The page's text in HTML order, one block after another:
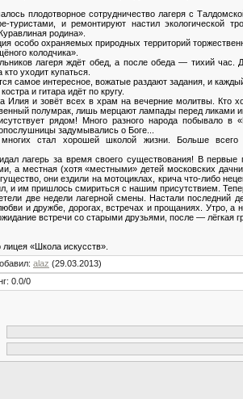
плодотворное сотрудничество лагеря с
туристами, и ремонтируют настил экологической
родина».
особо охраняемых природных территорий
колодчика».
лагеря ждёт обед, а после обеда — тихий час.
уходит купаться.
самое интересное, вожатые раздают задания, и
и гитара идёт по кругу.
Илия и зовёт всех в храм на вечерние молитвы. Кто
полумрак, лишь мерцают лампады перед ликами
рядом! Много разного народа побывало
задумывались о Боге...
многих стал хорошей школой жизни. Больше
лагерь за время своего существования! В
а местная (хотя «местными» детей московских
они ездили на мотоциклах, крича что-либо
и им пришлось смириться с нашим присутствием.
две недели лагерной смены. Настали последний
и дружбе, дорогах, встречах и прощаниях. Утро, а
встречи со старыми друзьями, после — лёгкая
«Школа искусств».
: alaz (29.03.2013)
: 0.0/0